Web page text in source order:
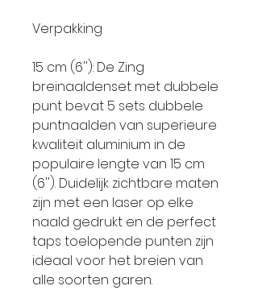
Verpakking
15 cm (6''): De Zing
breinaaldenset met dubbele
punt bevat 5 sets dubbele
puntnaalden van superieure
kwaliteit aluminium in de
populaire lengte van 15 cm
(6''). Duidelijk zichtbare maten
zijn met een laser op elke
naald gedrukt en de perfect
taps toelopende punten zijn
ideaal voor het breien van
alle soorten garen.